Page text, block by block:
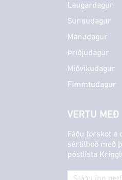
Laugardagur
Sunnudagur
Mánudagur
Þriðjudagur
Miðvikudagur
Fimmtudagur
VERTU MEÐ
Fáðu forskot á
sértilboð með
póstlista